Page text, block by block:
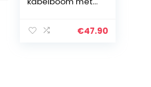
Orange Drop€47.90